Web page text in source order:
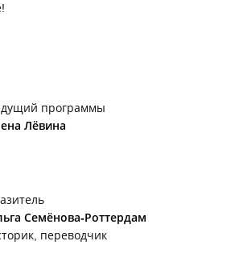
программы
Лёвина
Семёнова-Роттердам
переводчик